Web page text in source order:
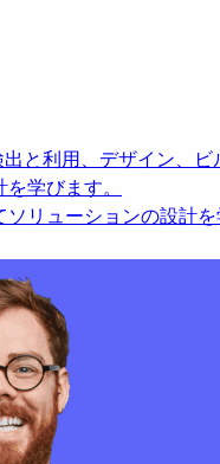
と利用、デザイン、ビ
学びます。
リューションの設計を